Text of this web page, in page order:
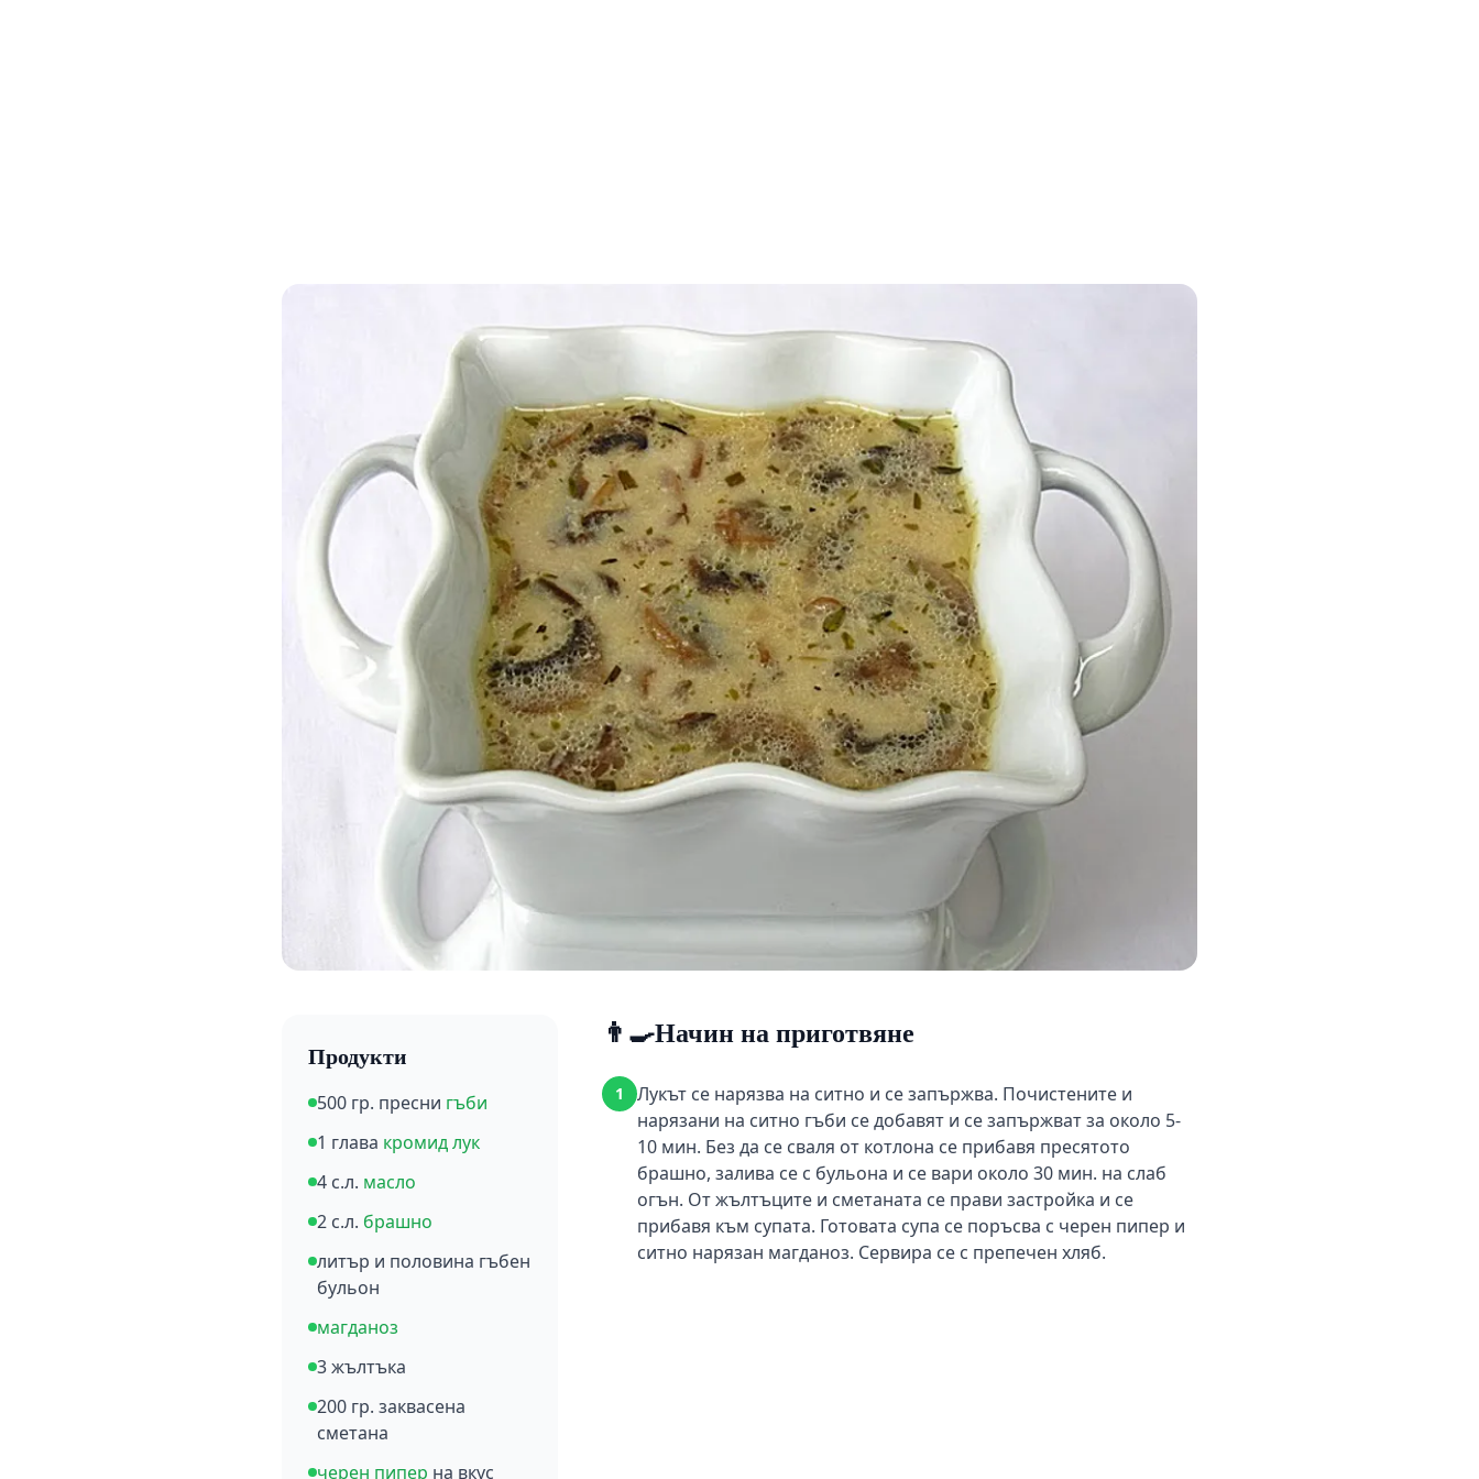
Продукти
500 гр. пресни гъби
1 глава кромид лук
4 с.л. масло
2 с.л. брашно
литър и половина гъбен
бульон
магданоз
3 жълтъка
200 гр. заквасена
сметана
черен пипер на вкус
👨‍🍳Начин на приготвяне
1
Лукът се нарязва на ситно и се запържва. Почистените и
нарязани на ситно гъби се добавят и се запържват за около 5-
10 мин. Без да се сваля от котлона се прибавя пресятото
брашно, залива се с бульона и се вари около 30 мин. на слаб
огън. От жълтъците и сметаната се прави застройка и се
прибавя към супата. Готовата супа се поръсва с черен пипер и
ситно нарязан магданоз. Сервира се с препечен хляб.